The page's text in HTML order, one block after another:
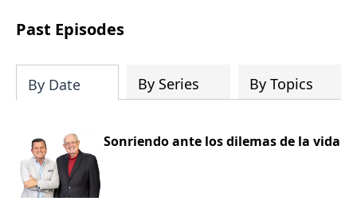
Past Episodes
By Date By Series By Topics
Sonriendo ante los dilemas de la vida